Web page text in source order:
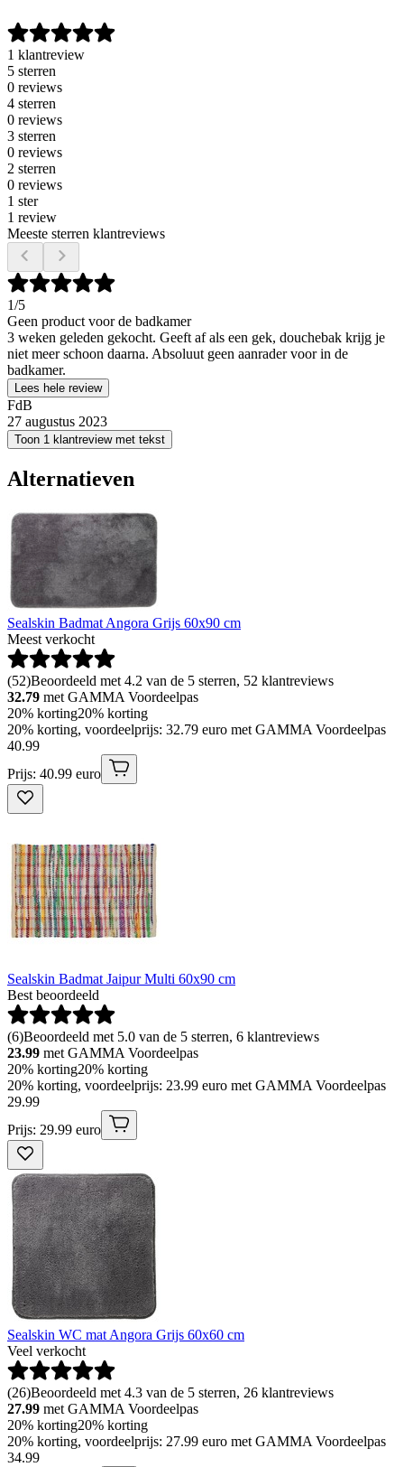
1 klantreview
5 sterren
0 reviews
4 sterren
0 reviews
3 sterren
0 reviews
2 sterren
0 reviews
1 ster
1 review
Meeste sterren klantreviews
1/5
Geen product voor de badkamer
3 weken geleden gekocht. Geeft af als een gek, douchebak krijg je
niet meer schoon daarna. Absoluut geen aanrader voor in de
badkamer.
Lees hele review
FdB
27 augustus 2023
Toon 1 klantreview met tekst
Alternatieven
Sealskin Badmat Angora Grijs 60x90 cm
Meest verkocht
(52)Beoordeeld met 4.2 van de 5 sterren, 52 klantreviews
32.79 met GAMMA Voordeelpas
20% korting20% korting
20% korting, voordeelprijs: 32.79 euro met GAMMA Voordeelpas
40.99
Prijs: 40.99 euro
Sealskin Badmat Jaipur Multi 60x90 cm
Best beoordeeld
(6)Beoordeeld met 5.0 van de 5 sterren, 6 klantreviews
23.99 met GAMMA Voordeelpas
20% korting20% korting
20% korting, voordeelprijs: 23.99 euro met GAMMA Voordeelpas
29.99
Prijs: 29.99 euro
Sealskin WC mat Angora Grijs 60x60 cm
Veel verkocht
(26)Beoordeeld met 4.3 van de 5 sterren, 26 klantreviews
27.99 met GAMMA Voordeelpas
20% korting20% korting
20% korting, voordeelprijs: 27.99 euro met GAMMA Voordeelpas
34.99